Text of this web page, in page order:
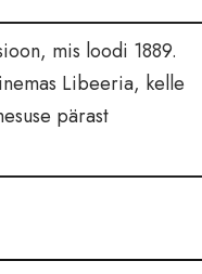
mis loodi 1889.
Libeeria, kelle
pärast